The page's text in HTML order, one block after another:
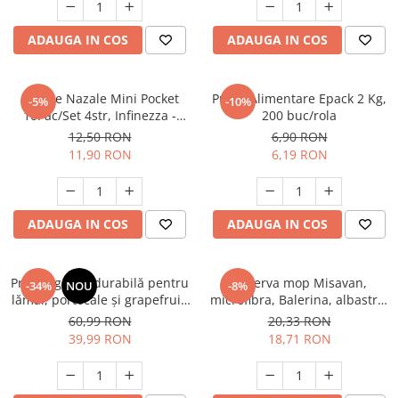
ADAUGA IN COS ADAUGA IN COS
-5%
Batiste Nazale Mini Pocket
10Pac/Set 4str, Infinezza -
90032585
12,50 RON
11,90 RON
ADAUGA IN COS
-10%
Pungi Alimentare Epack 2 Kg,
200 buc/rola
6,90 RON
6,19 RON
ADAUGA IN COS
-34% NOU
Presă agrumi durabilă pentru
lămâi, portocale și grapefruit,
ideală pentru restaurante și
uz casnic
60,99 RON
39,99 RON
-8%
Rezerva mop Misavan,
microfibra, Balerina, albastru,
rosu, verde. - 12103
20,33 RON
18,71 RON